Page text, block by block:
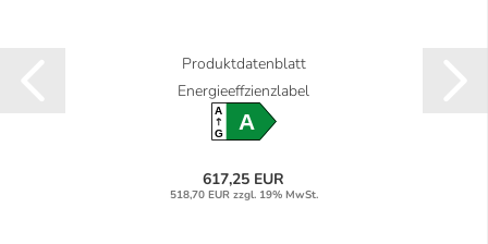
Produktdatenblatt
Energieeffzienzlabel
A
GA
617,25 EUR
518,70 EUR zzgl. 19% MwSt.